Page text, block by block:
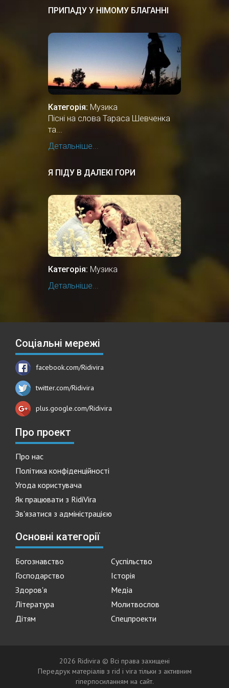
ПРИПАДУ У НІМОМУ БЛАГАННІ
Категорія: Музика
Пісні на слова Тараса Шевченка
та...
Детальніше...
Я ПІДУ В ДАЛЕКІ ГОРИ
Категорія: Музика
Детальніше...
Соціальні мережі
facebook.com/Ridivira
twitter.com/Ridivira
plus.google.com/Ridivira
Про проект
Про нас
Політика конфіденційності
Угода користувача
Як працювати з RidiVira
Зв'язатися з адміністрацією
Основні категорії
Богознавство
Суспільство
Господарство
Історія
Здоров'я
Медіа
Література
Молитвослов
Дітям
Спецпроекти
2026 Ridivira © Всі права захищені
Передрук матеріалів з rid i vira тільки з активним
гіперпосиланням на сайт.